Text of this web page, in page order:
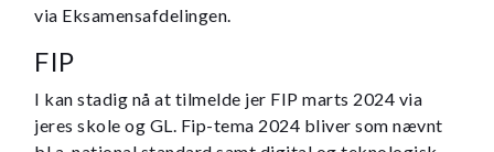
via Eksamensafdelingen.
FIP
I kan stadig nå at tilmelde jer FIP marts 2024 via
jeres skole og GL. Fip-tema 2024 bliver som nævnt